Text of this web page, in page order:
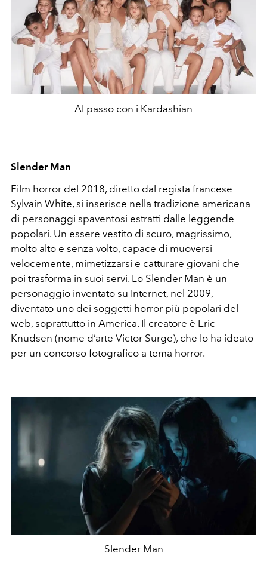
Al passo con i Kardashian
Slender Man
Film horror del 2018, diretto dal regista francese
Sylvain White, si inserisce nella tradizione americana
di personaggi spaventosi estratti dalle leggende
popolari. Un essere vestito di scuro, magrissimo,
molto alto e senza volto, capace di muoversi
velocemente, mimetizzarsi e catturare giovani che
poi trasforma in suoi servi. Lo Slender Man è un
personaggio inventato su Internet, nel 2009,
diventato uno dei soggetti horror più popolari del
web, soprattutto in America. Il creatore è Eric
Knudsen (nome d’arte Victor Surge), che lo ha ideato
per un concorso fotografico a tema horror.
Slender Man